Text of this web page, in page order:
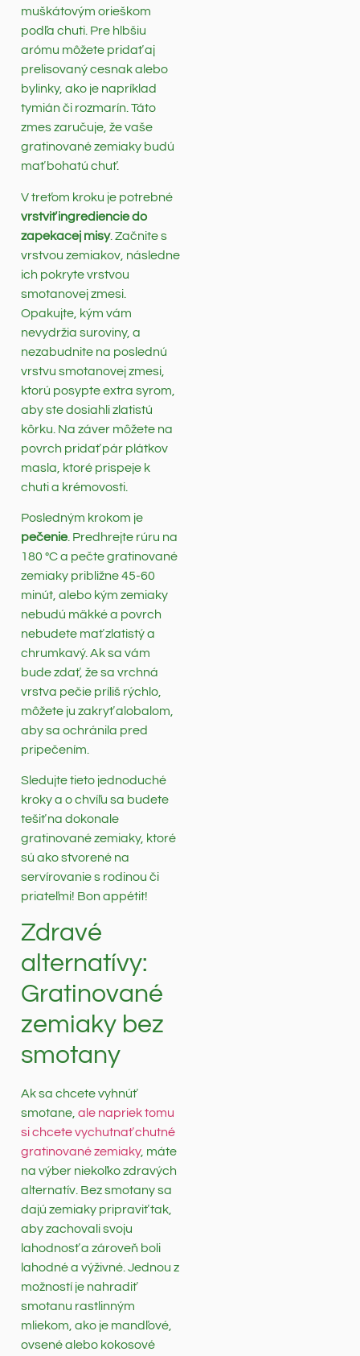
muškátovým orieškom
podľa chuti. Pre hlbšiu
arómu môžete pridať aj
prelisovaný cesnak alebo
bylinky, ako je napríklad
tymián či rozmarín. Táto
zmes zaručuje, že vaše
gratinované zemiaky budú
mať bohatú chuť.
V treťom kroku je potrebné
vrstviť ingrediencie do
zapekacej misy. Začnite s
vrstvou zemiakov, následne
ich pokryte vrstvou
smotanovej zmesi.
Opakujte, kým vám
nevydržia suroviny, a
nezabudnite na poslednú
vrstvu smotanovej zmesi,
ktorú posypte extra syrom,
aby ste dosiahli zlatistú
kôrku. Na záver môžete na
povrch pridať pár plátkov
masla, ktoré prispeje k
chuti a krémovosti.
Posledným krokom je
pečenie. Predhrejte rúru na
180 °C a pečte gratinované
zemiaky približne 45-60
minút, alebo kým zemiaky
nebudú mäkké a povrch
nebudete mať zlatistý a
chrumkavý. Ak sa vám
bude zdať, že sa vrchná
vrstva pečie príliš rýchlo,
môžete ju zakryť alobalom,
aby sa ochránila pred
pripečením.
Sledujte tieto jednoduché
kroky a o chvíľu sa budete
tešiť na dokonale
gratinované zemiaky, ktoré
sú ako stvorené na
servírovanie s rodinou či
priateľmi! Bon appétit!
Zdravé
alternatívy:
Gratinované
zemiaky bez
smotany
Ak sa chcete vyhnúť
smotane, ale napriek tomu
si chcete vychutnať chutné
gratinované zemiaky, máte
na výber niekoľko zdravých
alternatív. Bez smotany sa
dajú zemiaky pripraviť tak,
aby zachovali svoju
lahodnosť a zároveň boli
lahodné a výživné. Jednou z
možností je nahradiť
smotanu rastlinným
mliekom, ako je mandľové,
ovsené alebo kokosové